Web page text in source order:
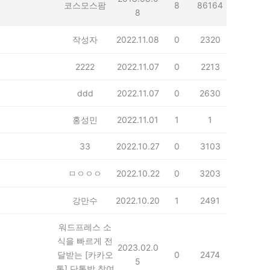
코스모스팜
8
8 86164
작성자 2022.11.08 0 2320
2222 2022.11.07 0 2213
ddd 2022.11.07 0 2630
홍성민 2022.11.01 1 1
33 2022.10.27 0 3103
ㅁㅇㅇㅇ 2022.10.22 0 3203
강만수 2022.10.20 1 2491
워드프레스 소
식을 빠르게 전
달받는 [카카오
2023.02.0
5
0 2474